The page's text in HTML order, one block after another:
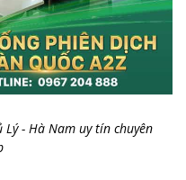
- Hà Nam uy tín chuyên